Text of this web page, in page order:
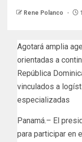
Rene Polanco
Agotará amplia
orientadas a
República
vinculados a
especializadas
Panamá.– El
para participar en